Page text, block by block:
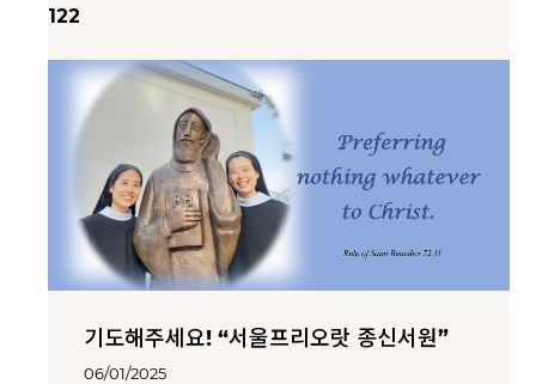
122
기도해주세요! “서울프리오랏 종신서원”
06/01/2025